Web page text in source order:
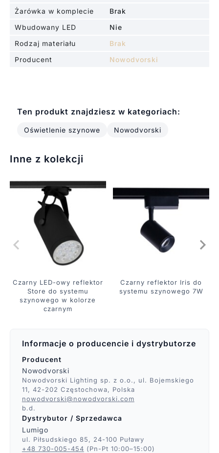
Żarówka w komplecie
Brak
Wbudowany LED
Nie
Rodzaj materiału
Brak
Producent
Nowodvorski
Ten produkt znajdziesz w kategoriach:
Oświetlenie szynowe Nowodvorski
Inne z kolekcji
Czarny LED-owy reflektor
Store do systemu
szynowego w kolorze
czarnym
Czarny reflektor Iris do
systemu szynowego 7W
Informacje o producencie i dystrybutorze
Producent
Nowodvorski
Nowodvorski Lighting sp. z o.o., ul. Bojemskiego
11, 42-202 Częstochowa, Polska
nowodvorski@nowodvorski.com
b.d.
Dystrybutor / Sprzedawca
Lumigo
ul. Piłsudskiego 85, 24-100 Puławy
+48 730-005-454 (Pn-Pt 10:00–15:00)